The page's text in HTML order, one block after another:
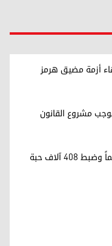
أزمة مضيق هرمز
مشروع القانون
الأنبار.. تفكيك شبكة مكونة من 19 متهماً وضبط 408 آلاف حبة